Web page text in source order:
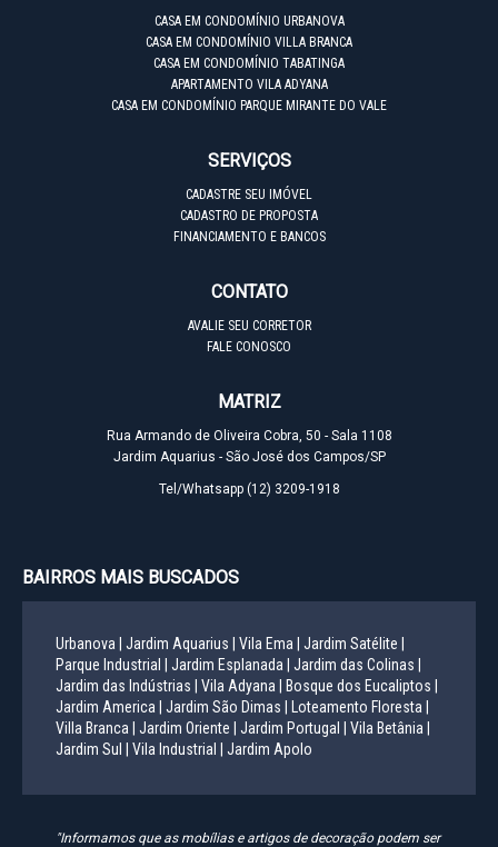
CASA EM CONDOMÍNIO URBANOVA
CASA EM CONDOMÍNIO VILLA BRANCA
CASA EM CONDOMÍNIO TABATINGA
APARTAMENTO VILA ADYANA
CASA EM CONDOMÍNIO PARQUE MIRANTE DO VALE
SERVIÇOS
CADASTRE SEU IMÓVEL
CADASTRO DE PROPOSTA
FINANCIAMENTO E BANCOS
CONTATO
AVALIE SEU CORRETOR
FALE CONOSCO
MATRIZ
Rua Armando de Oliveira Cobra, 50 - Sala 1108
Jardim Aquarius - São José dos Campos/SP
Tel/Whatsapp (12) 3209-1918
BAIRROS MAIS BUSCADOS
Urbanova | Jardim Aquarius | Vila Ema |
Jardim Satélite |
Parque Industrial |
Jardim Esplanada |
Jardim das Colinas |
Jardim das Indústrias |
Vila Adyana |
Bosque dos Eucaliptos |
Jardim America |
Jardim São Dimas |
Loteamento Floresta |
Villa Branca |
Jardim Oriente | Jardim Portugal |
Vila Betânia |
Jardim Sul |
Vila Industrial | Jardim Apolo
"Informamos que as mobílias e artigos de decoração podem ser